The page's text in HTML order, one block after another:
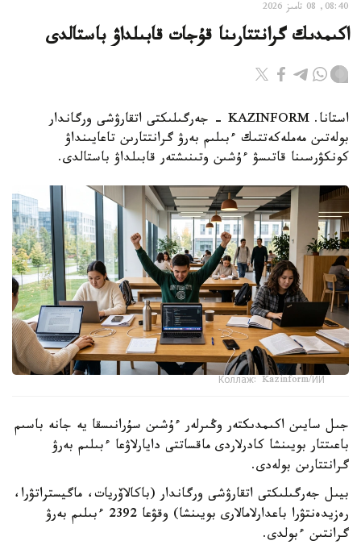
08:40, 08 تامىز 2026
اكىمدىك گرانتتارىنا قۇجات قابىلداۋ باستالدى
استانا. KAZINFORM - جەرگىلىكتى اتقارۋشى ورگاندار
بولەتىن مەملەكەتتىك ءبىلىم بەرۋ گرانتتارىن تاعايىنداۋ
كونكۋرسىنا قاتىسۋ ءۇشىن وتىنىشتەر قابىلداۋ باستالدى.
Коллаж: Kazinform/ИИ
جىل سايىن اكىمدىكتەر وڭىرلەر ءۇشىن سۇرانىسقا يە جانە باسىم
باعىتتار بويىنشا كادرلاردى ماقساتتى دايارلاۋعا ءبىلىم بەرۋ
گرانتتارىن بولەدى.
بيىل جەرگىلىكتى اتقارۋشى ورگاندار (باكالاۆريات، ماگيستراتۋرا،
رەزيدەنتۋرا باعدارلامالارى بويىنشا) وقۋعا 2392 ءبىلىم بەرۋ
گرانتىن ءبولدى.